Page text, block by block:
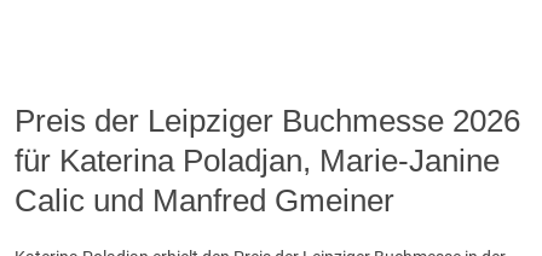
Preis der Leipziger Buchmesse 2026
für Katerina Poladjan, Marie-Janine
Calic und Manfred Gmeiner